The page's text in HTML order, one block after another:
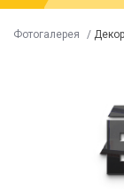
Фотогалерея /